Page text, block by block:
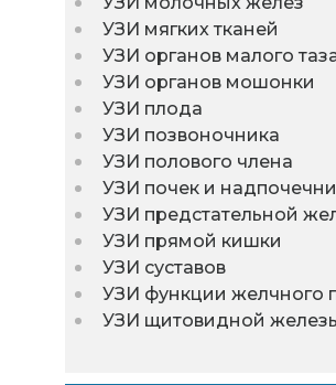
УЗИ мягких тканей
УЗИ органов малого
УЗИ органов мошонки
УЗИ плода
УЗИ позвоночника
УЗИ полового члена
УЗИ почек и
УЗИ предстательной
УЗИ прямой кишки
УЗИ суставов
УЗИ функции желчного
УЗИ щитовидной